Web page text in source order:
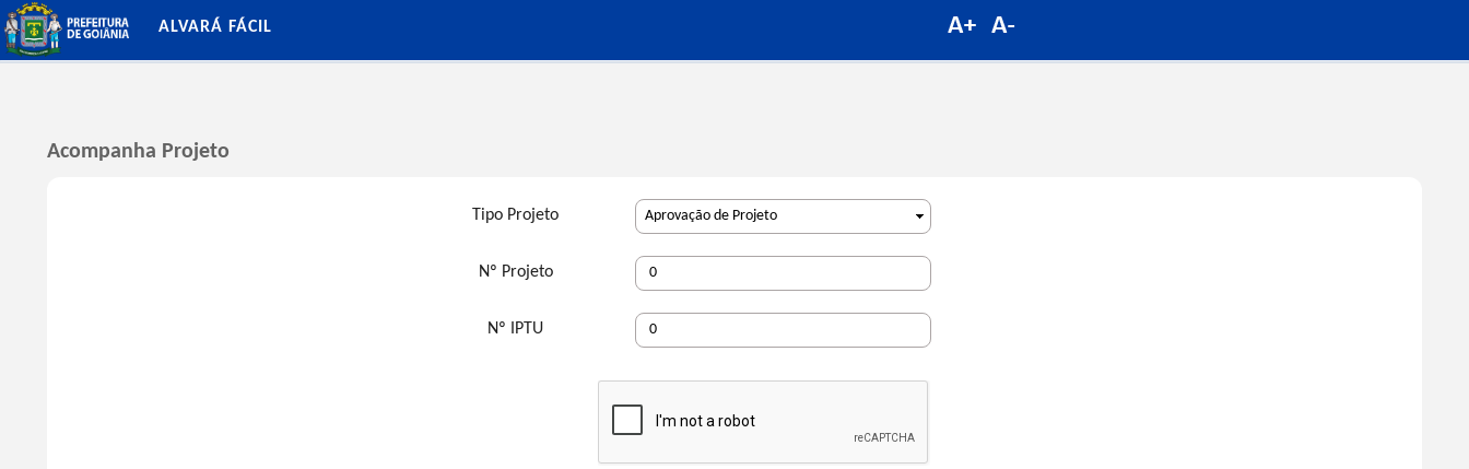
ALVARÁ FÁCIL
Acompanha Projeto
Tipo Projeto
Nº Projeto
Nº IPTU